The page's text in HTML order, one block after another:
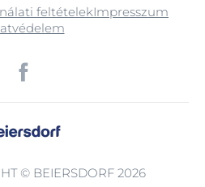
feltételekImpresszum
© BEIERSDORF 2026